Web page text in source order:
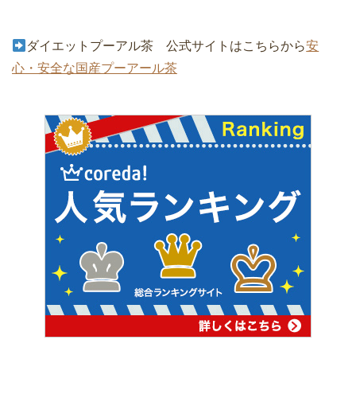
ダイエットプーアル茶 公式サイトはこちらから安
心・安全な国産プーアール茶